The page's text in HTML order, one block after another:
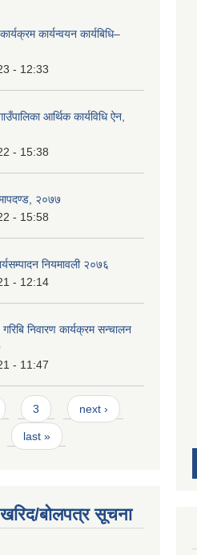
कार्यन्वयन कार्यबिधि–
- 12:33
आर्थिक कार्यविधि ऐन,
- 15:38
२०७७
- 15:58
नियमावली २०७६
- 12:14
गरिबि निवारण कार्यक्रम सन्चालन
- 11:47
3 next ›
last »
बोलपत्र सूचना